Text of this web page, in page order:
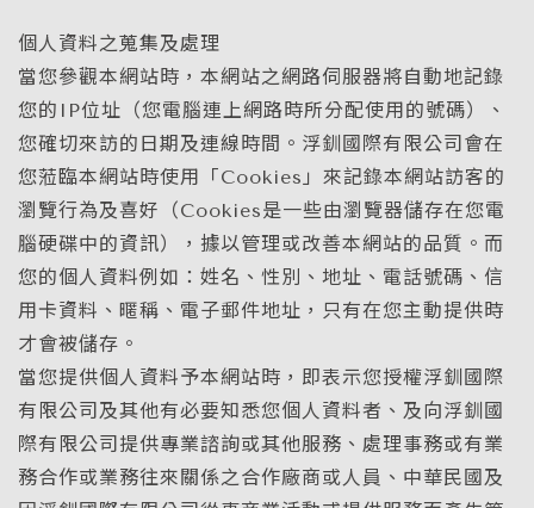
個人資料之蒐集及處理
當您參觀本網站時，本網站之網路伺服器將自動地記錄
您的IP位址（您電腦連上網路時所分配使用的號碼）、
您確切來訪的日期及連線時間。浮釧國際有限公司會在
您蒞臨本網站時使用「Cookies」來記錄本網站訪客的
瀏覽行為及喜好（Cookies是一些由瀏覽器儲存在您電
腦硬碟中的資訊），據以管理或改善本網站的品質。而
您的個人資料例如：姓名、性別、地址、電話號碼、信
用卡資料、暱稱、電子郵件地址，只有在您主動提供時
才會被儲存。
當您提供個人資料予本網站時，即表示您授權浮釧國際
有限公司及其他有必要知悉您個人資料者、及向浮釧國
際有限公司提供專業諮詢或其他服務、處理事務或有業
務合作或業務往來關係之合作廠商或人員、中華民國及